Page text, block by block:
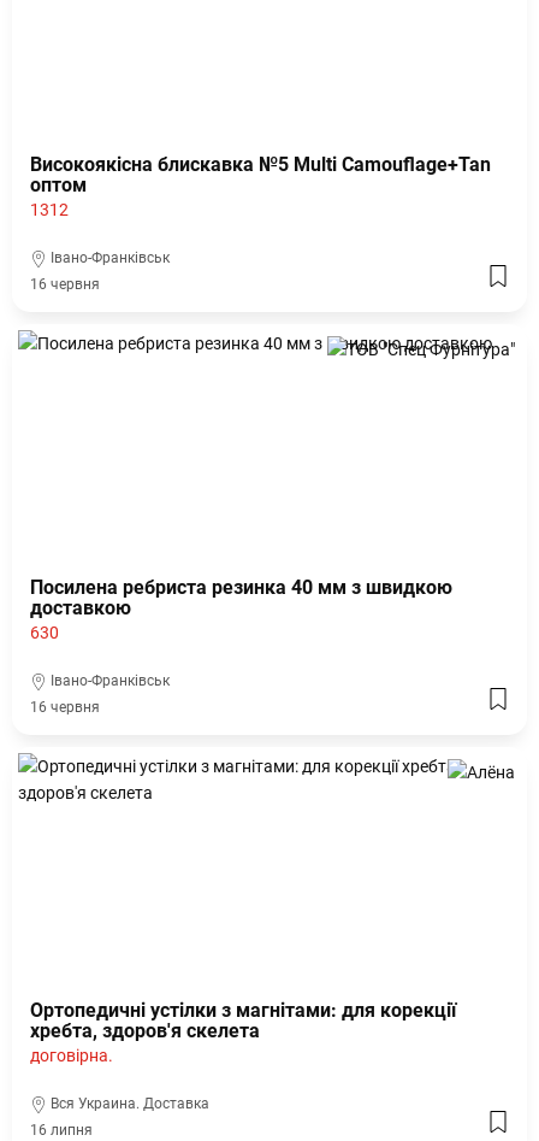
Високоякісна блискавка №5 Multi Camouflage+Tan
оптом
1312
Івано-Франківськ
16 червня
Посилена ребриста резинка 40 мм з швидкою
доставкою
630
Івано-Франківськ
16 червня
Ортопедичні устілки з магнітами: для корекції
хребта, здоров'я скелета
договірна.
Вся Украина. Доставка
16 липня